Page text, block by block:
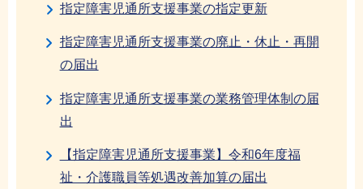
指定障害児通所支援事業の指定更新
指定障害児通所支援事業の廃止・休止・再開
の届出
指定障害児通所支援事業の業務管理体制の届
出
【指定障害児通所支援事業】令和6年度福
祉・介護職員等処遇改善加算の届出